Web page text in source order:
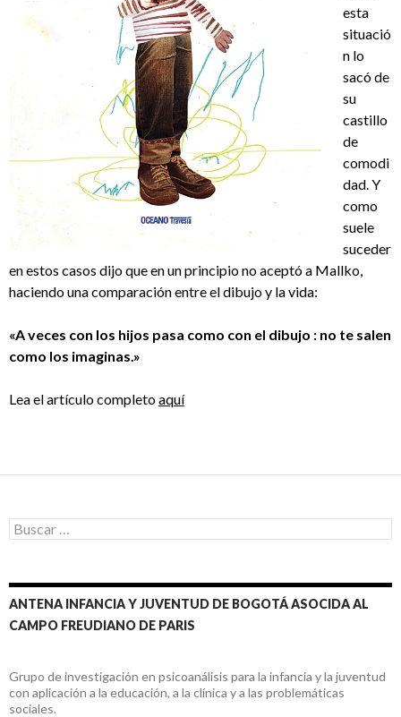
esta
situació
n lo
sacó de
su
castillo
de
comodi
dad. Y
como
suele
suceder
en estos casos dijo que en un principio no aceptó a Mallko,
haciendo una comparación entre el dibujo y la vida:
«A veces con los hijos pasa como con el dibujo : no te salen
como los imaginas.»
Lea el artículo completoaquí
Buscar:
ANTENA INFANCIA Y JUVENTUD DE BOGOTÁ ASOCIDA AL
CAMPO FREUDIANO DE PARIS
Grupo de investigación en psicoanálisis para la infancia y la juventud
con aplicación a la educación, a la clínica y a las problemáticas
sociales.